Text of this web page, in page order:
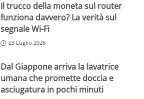
Il trucco della moneta sul router
funziona davvero? La verità sul
segnale Wi-Fi
23 Luglio 2026
Dal Giappone arriva la lavatrice
umana che promette doccia e
asciugatura in pochi minuti